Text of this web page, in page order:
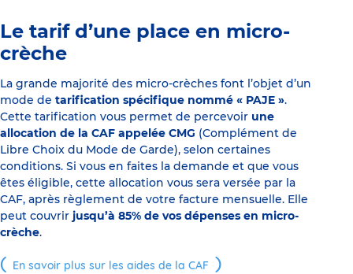
Le tarif d’une place en micro-
crèche
La grande majorité des micro-crèches font l’objet d’un
mode de tarification spécifique nommé « PAJE ».
Cette tarification vous permet de percevoir une
allocation de la CAF appelée CMG (Complément de
Libre Choix du Mode de Garde), selon certaines
conditions. Si vous en faites la demande et que vous
êtes éligible, cette allocation vous sera versée par la
CAF, après règlement de votre facture mensuelle. Elle
peut couvrir jusqu’à 85% de vos dépenses en micro-
crèche.
En savoir plus sur les aides de la CAF